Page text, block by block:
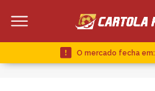
O mercado fecha em: